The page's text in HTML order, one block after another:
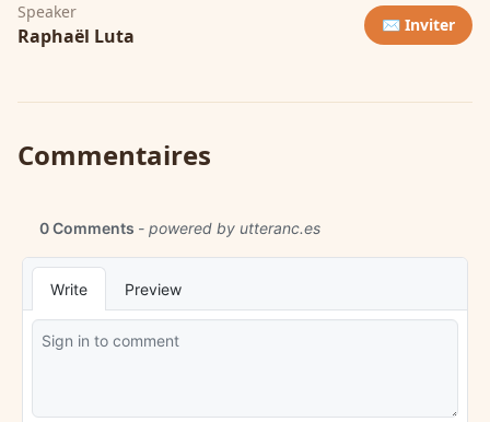
Speaker
Raphaël Luta ✉️ Inviter
Commentaires